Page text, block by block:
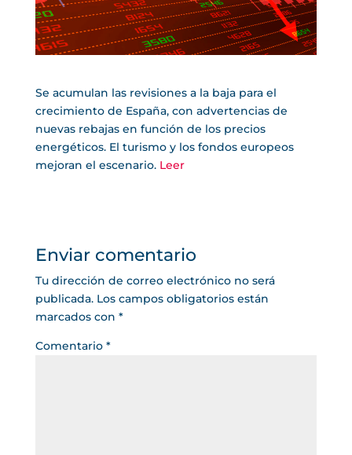
Se acumulan las revisiones a la baja para el
crecimiento de España, con advertencias de
nuevas rebajas en función de los precios
energéticos. El turismo y los fondos europeos
mejoran el escenario. Leer
Enviar comentario
Tu dirección de correo electrónico no será
publicada. Los campos obligatorios están
marcados con *
Comentario *